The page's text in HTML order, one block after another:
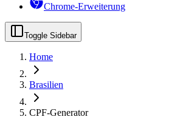
Chrome-Erweiterung
Toggle Sidebar
Home
Brasilien
CPF-Generator